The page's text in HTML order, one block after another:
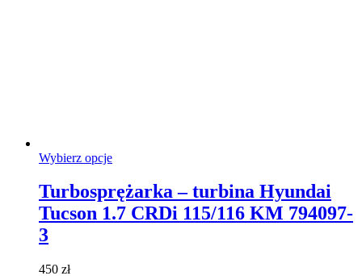
Wybierz opcjeTen
ma
wiele
wariantów.
Turbosprężarka – turbina Hyundai
Tucson 1.7 CRDi 115/116 KM 794097-
3
450 zł